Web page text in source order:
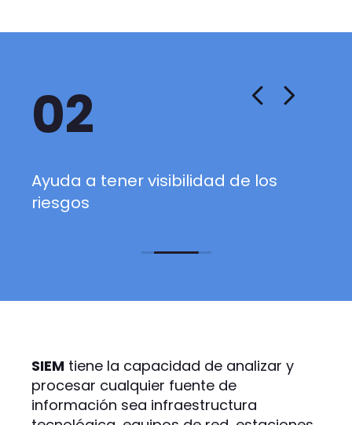
02
Ayuda a tener visibilidad de los
riesgos
SIEM tiene la capacidad de analizar y
procesar cualquier fuente de
información sea infraestructura